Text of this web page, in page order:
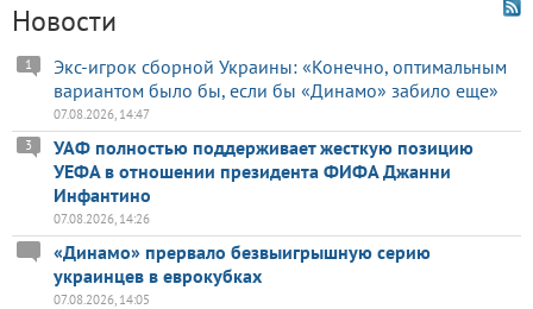
Новости
Экс-игрок сборной Украины: «Конечно, оптимальным
вариантом было бы, если бы «Динамо» забило еще»
1
07.08.2026, 14:47
УАФ полностью поддерживает жесткую позицию
УЕФА в отношении президента ФИФА Джанни
Инфантино
3
07.08.2026, 14:26
«Динамо» прервало безвыигрышную серию
украинцев в еврокубках
07.08.2026, 14:05